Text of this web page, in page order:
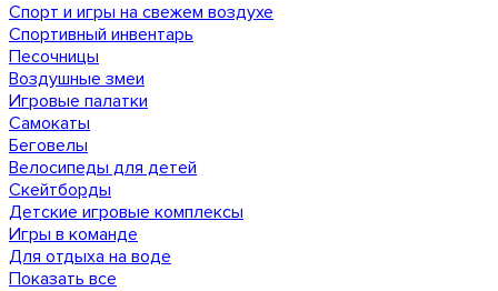
Спорт и игры на свежем воздухе
Спортивный инвентарь
Песочницы
Воздушные змеи
Игровые палатки
Самокаты
Беговелы
Велосипеды для детей
Скейтборды
Детские игровые комплексы
Игры в команде
Для отдыха на воде
Показать все